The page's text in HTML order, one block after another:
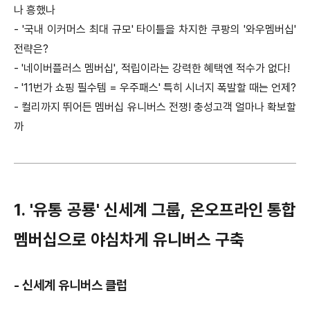
나 흥했나
- '국내 이커머스 최대 규모' 타이틀을 차지한 쿠팡의 '와우멤버십'
전략은?
- '네이버플러스 멤버십', 적립이라는 강력한 혜택엔 적수가 없다!
- '11번가 쇼핑 필수템 = 우주패스' 특히 시너지 폭발할 때는 언제?
- 컬리까지 뛰어든 멤버십 유니버스 전쟁! 충성고객 얼마나 확보할
까
1. '유통 공룡' 신세계 그룹, 온오프라인 통합
멤버십으로 야심차게 유니버스 구축
- 신세계 유니버스 클럽